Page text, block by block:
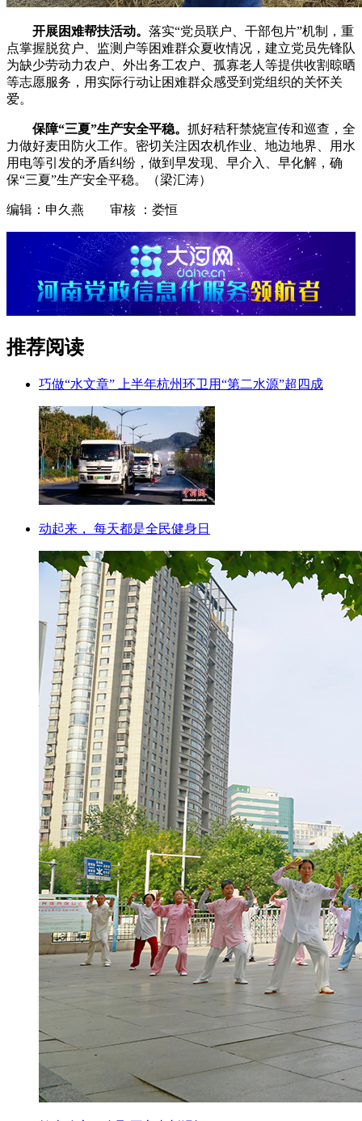
开展困难帮扶活动。 落实“党员联户、干部包片”机制，重
点掌握脱贫户、监测户等困难群众夏收情况，建立党员先锋队
为缺少劳动力农户、外出务工农户、孤寡老人等提供收割晾晒
等志愿服务，用实际行动让困难群众感受到党组织的关怀关
爱。
保障“三夏”生产安全平稳。 抓好秸秆禁烧宣传和巡查，全
力做好麦田防火工作。密切关注因农机作业、地边地界、用水
用电等引发的矛盾纠纷，做到早发现、早介入、早化解，确
保“三夏”生产安全平稳。（梁汇涛）
编辑：申久燕 审核 ：娄恒
推荐阅读
巧做“水文章” 上半年杭州环卫用“第二水源”超四成
动起来， 每天都是全民健身日